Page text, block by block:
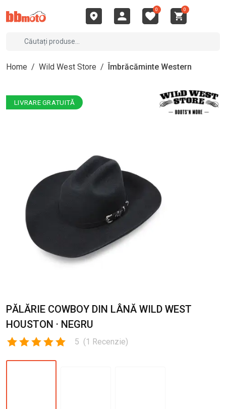
0 0
Home / Wild West Store / Îmbrăcăminte Western
LIVRARE GRATUITĂ
PĂLĂRIE COWBOY DIN LÂNĂ WILD WEST
HOUSTON · NEGRU
5 (1 Recenzie)